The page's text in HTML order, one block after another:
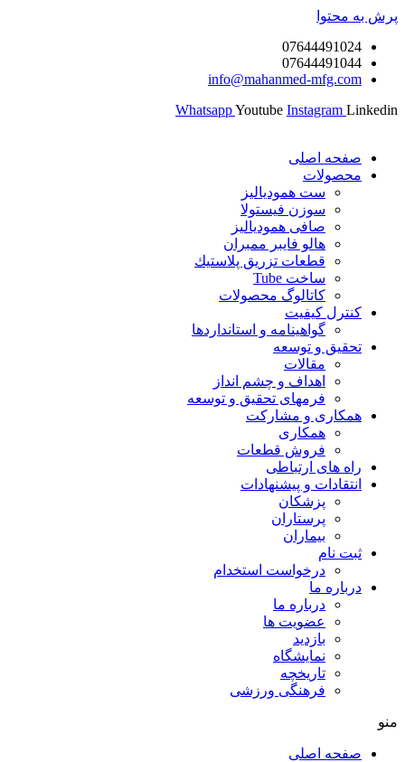
محتوا
07644491024
07644491044
info@mahanmed-mfg.com
WhatsappYoutube Instagram
صفحه اصلی
محصولات
ست همودیالیز
سوزن فیستولا
صافی همودیالیز
هالو فایبر ممبران
قطعات تزريق پلاستيك
ساخت Tube
کاتالوگ محصولات
کنترل کیفیت
گواهينامه و استانداردها
تحقيق و توسعه
مقالات
اهداف و چشم انداز
فرمهای تحقیق و توسعه
همکاری و مشارکت
همکاری
فروش قطعات
راه های ارتباطی
انتقادات و پيشنهادات
پزشكان
پرستاران
بيماران
ثبت نام
درخواست استخدام
درباره ما
درباره ما
عضویت ها
بازدید
نمایشگاه
تاريخچه
فرهنگی ورزشی
صفحه اصلی